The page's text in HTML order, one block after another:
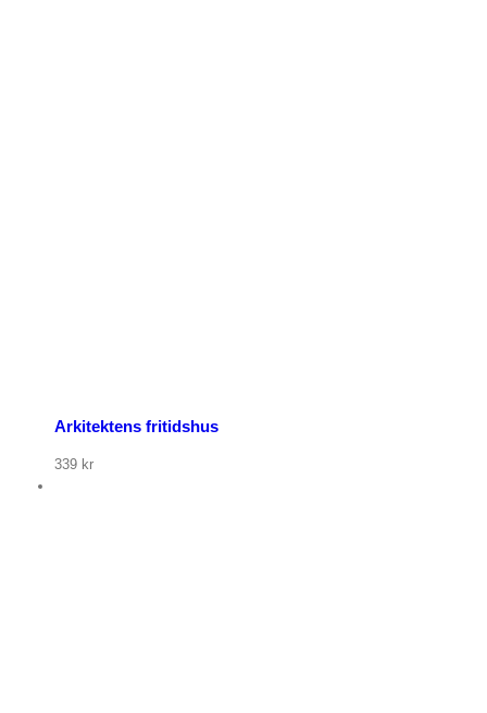
Arkitektens fritidshus
339 kr